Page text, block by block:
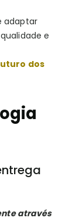
adaptar
e
dos
através